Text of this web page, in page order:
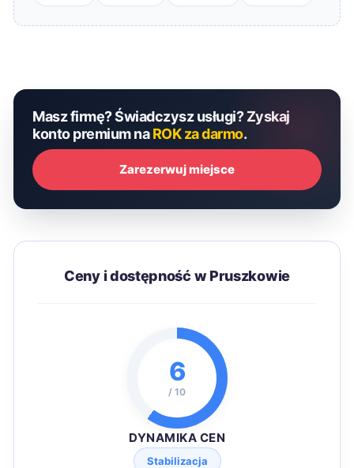
Masz firmę? Świadczysz usługi? Zyskaj
konto premium naROK za darmo.
Zarezerwuj miejsce
Ceny i dostępność w Pruszkowie
6
/ 10
DYNAMIKA CEN
Stabilizacja